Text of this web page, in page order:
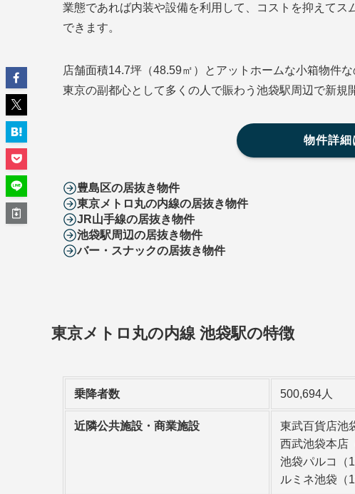
業態であれば内装や設備を利用して、コストを抑えて
できます。
店舗面積14.7坪（48.59㎡）とアットホームな小箱物件
東京の副都心として多くの人で賑わう池袋駅周辺で新規
物件詳細
豊島区の居抜き物件
東京メトロ丸の内線の居抜き物件
JR山手線の居抜き物件
池袋駅周辺の居抜き物件
バー・スナックの居抜き物件
東京メトロ丸の内線 池袋駅の特徴
乗降者数 500,694人
近隣公共施設・商業施設
東武百貨店池
西武池袋本店
池袋パルコ（
ルミネ池袋（